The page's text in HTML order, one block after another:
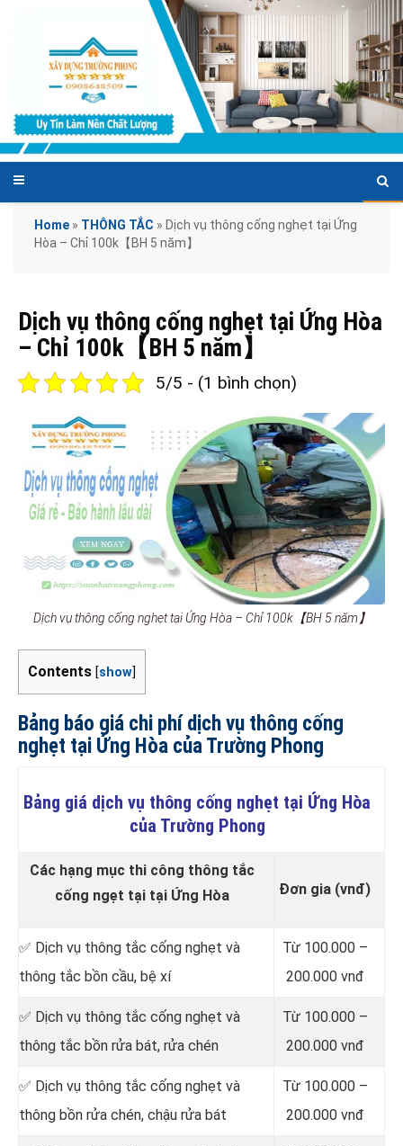
Home » THÔNG TẮC » Dịch vụ thông cống nghẹt tại Ứng
Hòa – Chỉ 100k【BH 5 năm】
Dịch vụ thông cống nghẹt tại Ứng Hòa
– Chỉ 100k【BH 5 năm】
5/5 - (1 bình chọn)
Dịch vụ thông cống nghẹt tại Ứng Hòa – Chỉ 100k【BH 5 năm】
Contents [show]
Bảng báo giá chi phí dịch vụ thông cống
nghẹt tại Ứng Hòa của Trường Phong
Bảng giá dịch vụ thông cống nghẹt tại Ứng Hòa
của Trường Phong
Các hạng mục thi công thông tắc
cống ngẹt tại tại Ứng Hòa
Đơn gia (vnđ)
✅ Dịch vụ thông tắc cống nghẹt và
thông tắc bồn cầu, bệ xí
Từ 100.000 –
200.000 vnđ
✅ Dịch vụ thông tắc cống nghẹt và
thông tắc bồn rửa bát, rửa chén
Từ 100.000 –
200.000 vnđ
✅ Dịch vụ thông tắc cống nghẹt và
thông bồn rửa chén, chậu rửa bát
Từ 100.000 –
200.000 vnđ